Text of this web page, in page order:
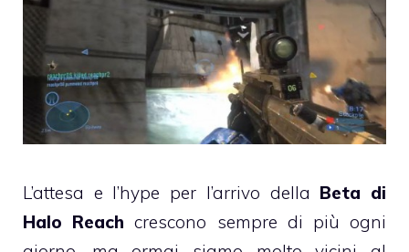
L’attesa e l’hype per l’arrivo della Beta di
Halo Reach crescono sempre di più ogni